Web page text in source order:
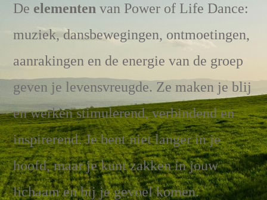
De elementen van Power of Life Dance:
muziek, dansbewegingen, ontmoetingen,
aanrakingen en de energie van de groep
geven je levensvreugde. Ze maken je blij
en werken stimulerend, verbindend en
inspirerend. Je bent niet langer in je
hoofd, maar je kunt zakken in jouw
lichaam en bij je gevoel komen.